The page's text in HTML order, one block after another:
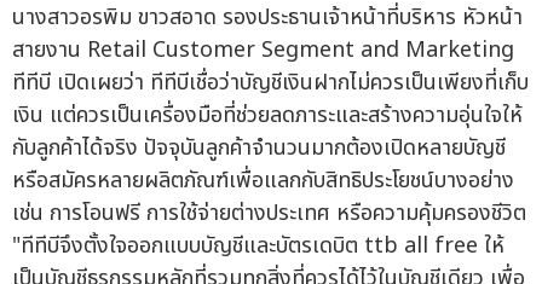
นางสาวอรพิม ขาวสอาด รองประธานเจ้าหน้าที่บริหาร หัวหน้า
สายงาน Retail Customer Segment and Marketing
ทีทีบี เปิดเผยว่า ทีทีบีเชื่อว่าบัญชีเงินฝากไม่ควรเป็นเพียงที่เก็บ
เงิน แต่ควรเป็นเครื่องมือที่ช่วยลดภาระและสร้างความอุ่นใจให้
กับลูกค้าได้จริง ปัจจุบันลูกค้าจำนวนมากต้องเปิดหลายบัญชี
หรือสมัครหลายผลิตภัณฑ์เพื่อแลกกับสิทธิประโยชน์บางอย่าง
เช่น การโอนฟรี การใช้จ่ายต่างประเทศ หรือความคุ้มครองชีวิต
"ทีทีบีจึงตั้งใจออกแบบบัญชีและบัตรเดบิต ttb all free ให้